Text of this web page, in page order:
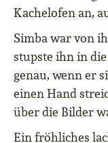
Kachelofen an,
Simba war von
stupste ihn in
genau, wenn er
einen Hand
über die Bilder
Ein fröhliches